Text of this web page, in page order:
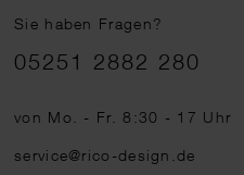
Sie haben Fragen?
Telefonnummer
05251 2882 280
von Mo. - Fr. 8:30 - 17 Uhr
service@rico-design.de